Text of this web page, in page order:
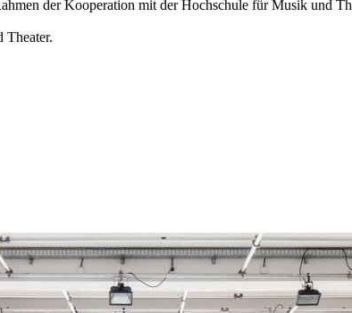
der Kooperation mit der Hochschule für Musik und
Theater.